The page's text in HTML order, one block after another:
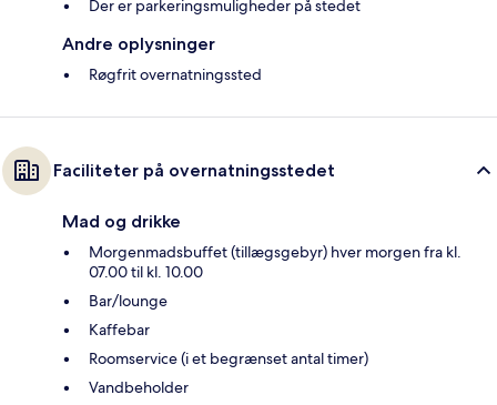
Der er parkeringsmuligheder på stedet
Andre oplysninger
Røgfrit overnatningssted
Faciliteter på overnatningsstedet
Mad og drikke
Morgenmadsbuffet (tillægsgebyr) hver morgen fra kl.
07.00 til kl. 10.00
Bar/lounge
Kaffebar
Roomservice (i et begrænset antal timer)
Vandbeholder